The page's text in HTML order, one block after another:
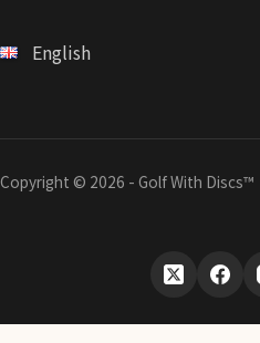
English
Copyright © 2026 - Golf With Discs™